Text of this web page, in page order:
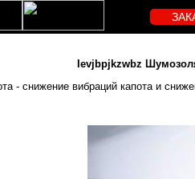
Ievjbpjkzwbz
- снижение вибраций капота и